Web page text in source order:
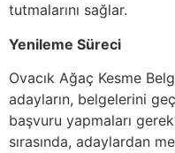
tutmalarını sağlar.
Yenileme Süreci
Ovacık Ağaç Kesme
adayların, belgelerini
başvuru yapmaları
sırasında, adaylardan